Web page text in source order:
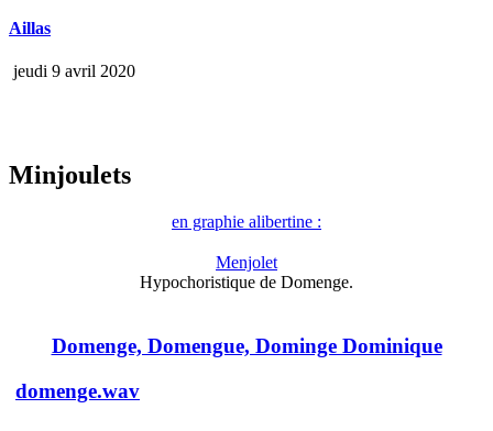
Aillas
jeudi 9 avril 2020
Minjoulets
en graphie alibertine :
Menjolet
Hypochoristique de Domenge.
Domenge, Domengue, Dominge Dominique
domenge.wav